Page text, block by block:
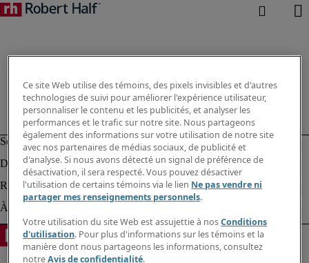
Ce site Web utilise des témoins, des pixels invisibles et d'autres
technologies de suivi pour améliorer l'expérience utilisateur,
personnaliser le contenu et les publicités, et analyser les
performances et le trafic sur notre site. Nous partageons
également des informations sur votre utilisation de notre site
avec nos partenaires de médias sociaux, de publicité et
d'analyse. Si nous avons détecté un signal de préférence de
désactivation, il sera respecté. Vous pouvez désactiver
l'utilisation de certains témoins via le lien Ne pas vendre ni
partager mes renseignements personnels.
Votre utilisation du site Web est assujettie à nosConditions
d'utilisation. Pour plus d'informations sur les témoins et la
manière dont nous partageons les informations, consultez
notreAvis de confidentialité.